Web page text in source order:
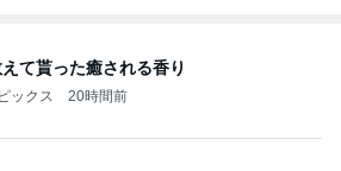
て貰った癒される香り
ックス 20時間前